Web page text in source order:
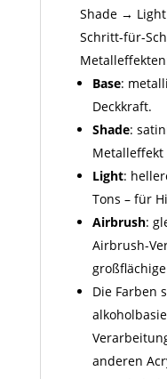
Shade →
Schritt-für-
Base:
Deckkraft.
Shade:
Metall­effekt
Light:
Tons – für
Airbrush:
Airbrush-
Die Farben
anderen